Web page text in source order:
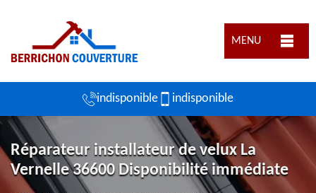
MENU
indisponible indisponible
Réparateur installateur de velux La
Vernelle 36600 Disponibilité immédiate